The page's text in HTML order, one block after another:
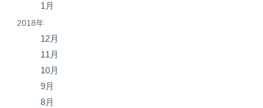
1月
2018年
12月
11月
10月
9月
8月